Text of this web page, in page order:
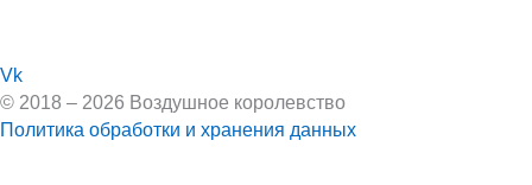
Vk
© 2018 – 2026 Воздушное королевство
Политика обработки и хранения данных